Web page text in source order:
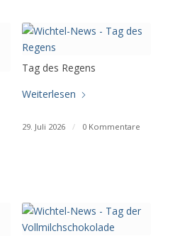
Tag des Regens
Weiterlesen
29. Juli 2026 / 0 Kommentare